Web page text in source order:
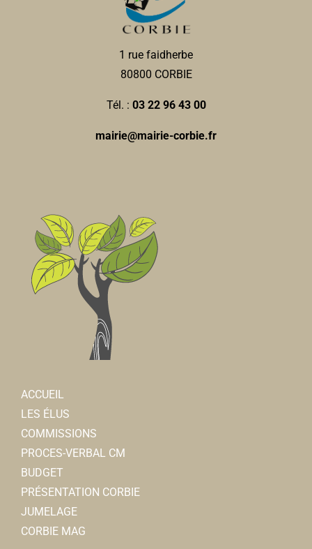
1 rue faidherbe
80800 CORBIE
Tél. : 03 22 96 43 00
mairie@mairie-corbie.fr
ACCUEIL
LES ÉLUS
COMMISSIONS
PROCES-VERBAL CM
BUDGET
PRÉSENTATION CORBIE
JUMELAGE
CORBIE MAG